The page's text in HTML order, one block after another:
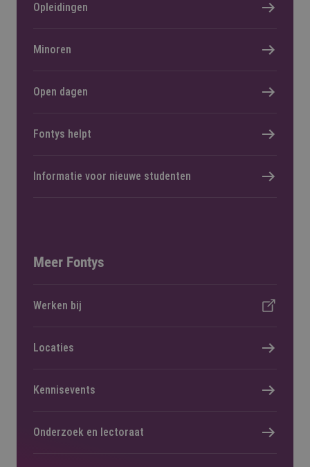
Opleidingen
Minoren
Open dagen
Fontys helpt
Informatie voor nieuwe studenten
Meer Fontys
Werken bij
Locaties
Kennisevents
Onderzoek en lectoraat